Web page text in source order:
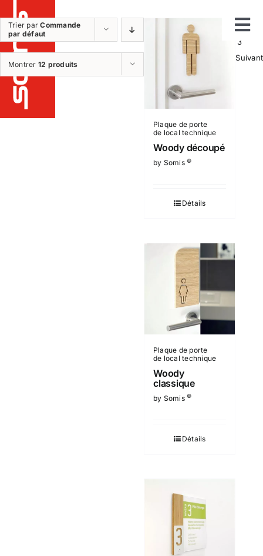
au
contenu
Notre métier
Maintenance et sav
Nos réalisations
Nos plus
Trier parCommande
par défaut
Montrer 12 produits
Plaque de porte
de local technique
Woody découpé
by Somis©
Détails
Plaque de porte
de local technique
Woody
classique
by Somis©
Détails
1
2
3
Suivant